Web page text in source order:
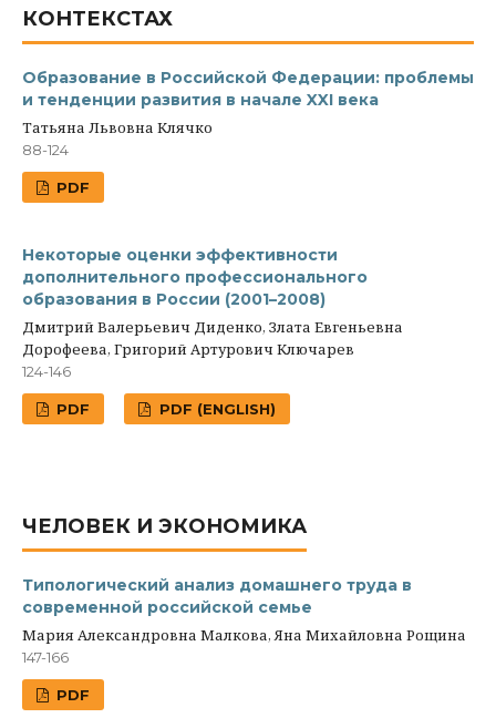
КОНТЕКСТАХ
Образование в Российской Федерации: проблемы
и тенденции развития в начале XXI века
Татьяна Львовна Клячко
88-124
PDF
Некоторые оценки эффективности
дополнительного профессионального
образования в России (2001–2008)
Дмитрий Валерьевич Диденко, Злата Евгеньевна
Дорофеева, Григорий Артурович Ключарев
124-146
PDF PDF (ENGLISH)
ЧЕЛОВЕК И ЭКОНОМИКА
Типологический анализ домашнего труда в
современной российской семье
Мария Александровна Малкова, Яна Михайловна Рощина
147-166
PDF